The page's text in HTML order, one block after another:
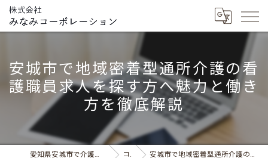
安城市で地域密着型通所介護の看
護職員求人を探す方へ魅力と働き
方を徹底解説
愛知県安城市で介護の求人ならデイサービス みなみの風 コラム 安城市で地域密着型通所介護の看護職員求人を探す方へ魅力と働き方を徹底解説